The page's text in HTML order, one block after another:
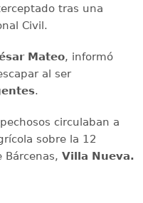
tras una
Civil.
Mateo, informó
al ser
.
circulaban a
sobre la 12
Bárcenas, Villa Nueva.